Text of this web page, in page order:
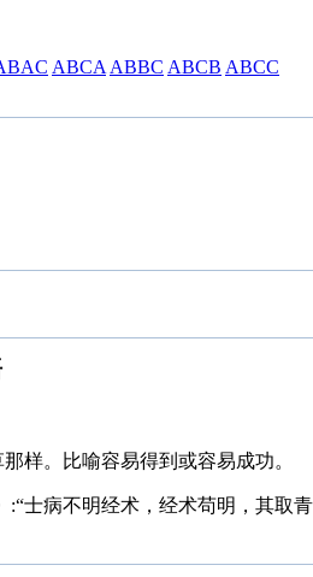
ABCAABBC ABCB ABCC
样。比喻容易得到或容易成功。
:“士病不明经术，经术苟明，其取青